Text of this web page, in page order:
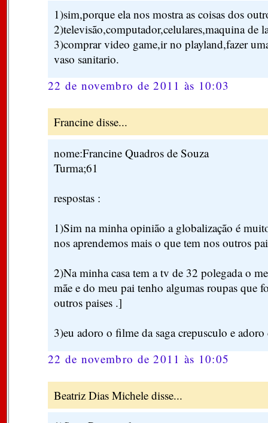
1)sim,porque ela nos mostra as coisas dos
2)televisão,computador,celulares,maquina de
3)comprar video game,ir no playland,fazer
vaso sanitario.
22 de novembro de 2011 às 10:03
Francine disse...
nome:Francine Quadros de Souza
Turma;61
respostas :
1)Sim na minha opinião a globalização é
nos aprendemos mais o que tem nos outros
2)Na minha casa tem a tv de 32 polegada o
mãe e do meu pai tenho algumas roupas que
outros paises .]
3)eu adoro o filme da saga crepusculo e
22 de novembro de 2011 às 10:05
Beatriz Dias Michele disse...